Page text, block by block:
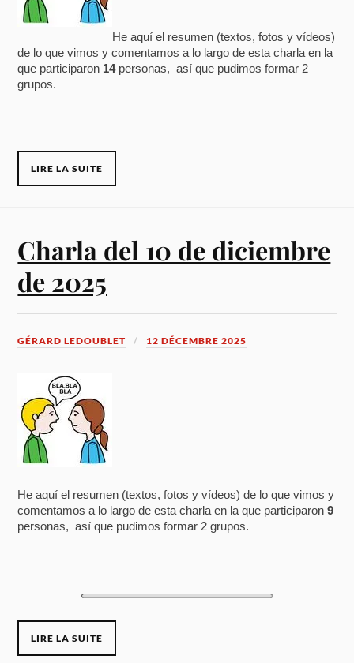
He aquí el resumen (textos, fotos y vídeos)
de lo que vimos y comentamos a lo largo de esta charla en la
que participaron 14 personas, así que pudimos formar 2
grupos.
LIRE LA SUITE
Charla del 10 de diciembre
de 2025
GÉRARD LEDOUBLET 12 DÉCEMBRE 2025
He aquí el resumen (textos, fotos y vídeos) de lo que vimos y
comentamos a lo largo de esta charla en la que participaron9
personas, así que pudimos formar 2 grupos.
LIRE LA SUITE